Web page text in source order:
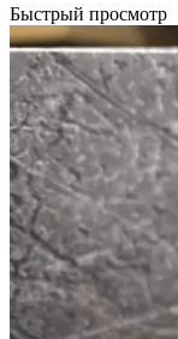
Быстрый просмотр